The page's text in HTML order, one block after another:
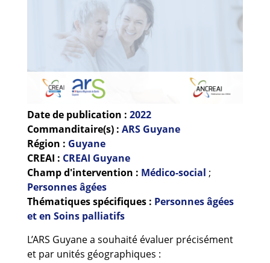
Date de publication : 2022
Commanditaire(s) : ARS Guyane
Région : Guyane
CREAI : CREAI Guyane
Champ d'intervention : Médico-social ;
Personnes âgées
Thématiques spécifiques : Personnes âgées
et en Soins palliatifs
L’ARS Guyane a souhaité évaluer précisément
et par unités géographiques :